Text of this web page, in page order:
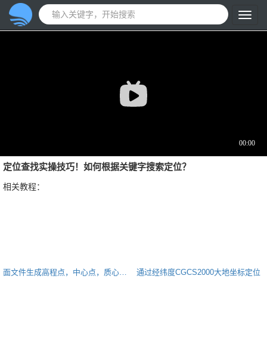
定位查找实操技巧！如何根据关键字搜索定位？
相关教程：
面文件生成高程点，中心点，质心
通过经纬度CGCS2000大地坐标定位